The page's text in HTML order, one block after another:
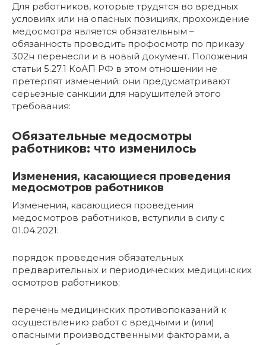
Для работников, которые трудятся во вредных
условиях или на опасных позициях, прохождение
медосмотра является обязательным –
обязанность проводить профосмотр по приказу
302н перенесли и в новый документ. Положения
статьи 5.27.1 КоАП РФ в этом отношении не
претерпят изменений: они предусматривают
серьезные санкции для нарушителей этого
требования:
Обязательные медосмотры
работников: что изменилось
Изменения, касающиеся проведения
медосмотров работников
Изменения, касающиеся проведения
медосмотров работников, вступили в силу с
01.04.2021:
порядок проведения обязательных
предварительных и периодических медицинских
осмотров работников;
перечень медицинских противопоказаний к
осуществлению работ с вредными и (или)
опасными производственными факторами, а